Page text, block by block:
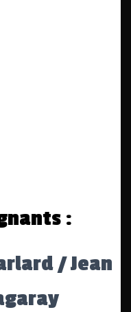
:
/ Jean